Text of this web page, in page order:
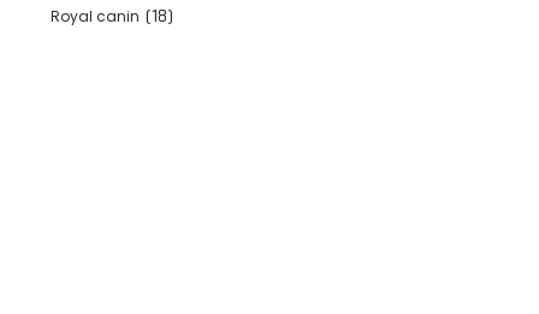
Royal canin (18)